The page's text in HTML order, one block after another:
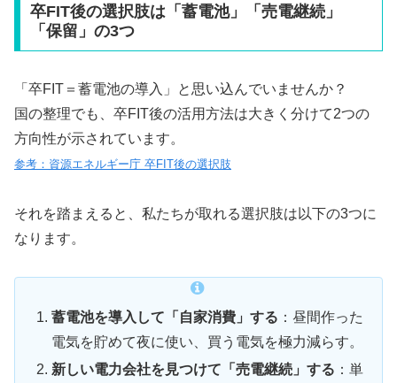
卒FIT後の選択肢は「蓄電池」「売電継続」
「保留」の3つ
「卒FIT＝蓄電池の導入」と思い込んでいませんか？
国の整理でも、卒FIT後の活用方法は大きく分けて2つの
方向性が示されています。
参考：資源エネルギー庁 卒FIT後の選択肢
それを踏まえると、私たちが取れる選択肢は以下の3つに
なります。
蓄電池を導入して「自家消費」する ：昼間作った
電気を貯めて夜に使い、買う電気を極力減らす。
新しい電力会社を見つけて「売電継続」する ：単